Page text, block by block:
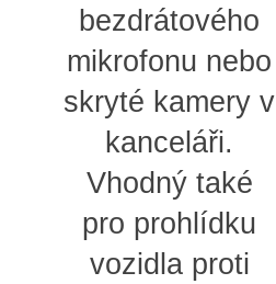
bezdrátového
mikrofonu nebo
skryté kamery v
kanceláři.
Vhodný také
pro prohlídku
vozidla proti